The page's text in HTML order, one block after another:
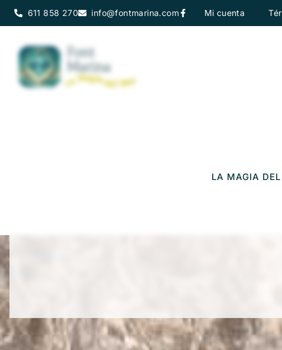
611 858 270 info@fontmarina.com Mi cuenta
LA MAGIA